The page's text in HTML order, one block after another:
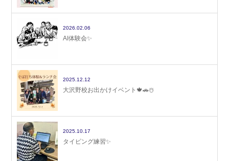
2026.02.06
AI体験会✨
2025.12.12
大沢野校お出かけイベント🍁🚗☃️
2025.10.17
タイピング練習✨